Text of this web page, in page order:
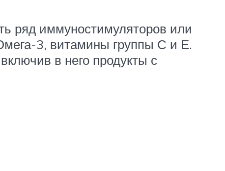
ряд иммуностимуляторов или
3, витамины группы С и Е.
в него продукты с